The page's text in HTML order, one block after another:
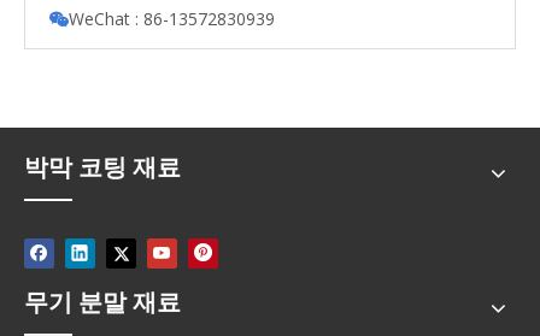
WeChat : 86-13572830939
박막 코팅 재료
무기 분말 재료